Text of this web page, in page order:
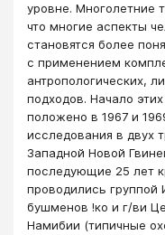
уровне. Многолетние
что многие аспекты
становятся более
с применением
антропологических,
подходов. Начало
положенo в 1967 и
исследования в двух
Западной Новой
последующие 25 лет
проводились
бушменов !ко и г/ви
Намибии (типичные